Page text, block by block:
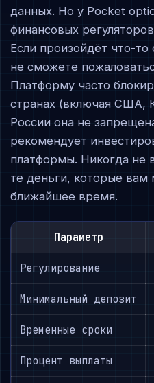
данных. Но у Pocket
финансовых
Если произойдёт что-
не сможете
Платформу часто
странах (включая США,
России она не
рекомендует
платформы. Никогда не
те деньги, которые вам
ближайшее время.
Параметр
Регулирование
Минимальный депозит
Временные сроки
Процент выплаты